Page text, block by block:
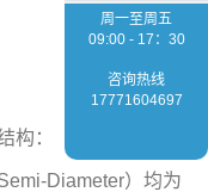
构：
Diameter）均为
周一至周五
09:00 - 17：30
咨询热线
17771604697